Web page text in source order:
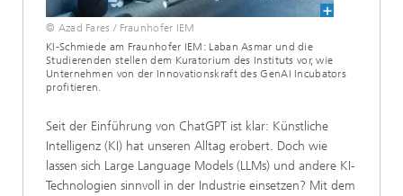
© Azad Fares / Fraunhofer IEM
KI-Schmiede am Fraunhofer IEM: Laban Asmar und die
Studierenden stellen dem Kuratorium des Instituts vor, wie
Unternehmen von der Innovationskraft des GenAI Incubators
profitieren.
Seit der Einführung von ChatGPT ist klar: Künstliche
Intelligenz (KI) hat unseren Alltag erobert. Doch wie
lassen sich Large Language Models (LLMs) und andere KI-
Technologien sinnvoll in der Industrie einsetzen? Mit dem